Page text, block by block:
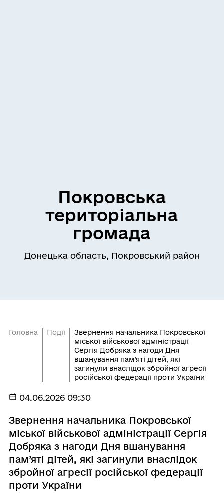
Покровська
територіальна
громада
Донецька область, Покровський район
Головна Події
Звернення начальника Покровської
міської військової адміністрації
Сергія Добряка з нагоди Дня
вшанування пам’яті дітей, які
загинули внаслідок збройної агресії
російської федерації проти України
04.06.2026 09:30
Звернення начальника Покровської
міської військової адміністрації Сергія
Добряка з нагоди Дня вшанування
пам’яті дітей, які загинули внаслідок
збройної агресії російської федерації
проти України